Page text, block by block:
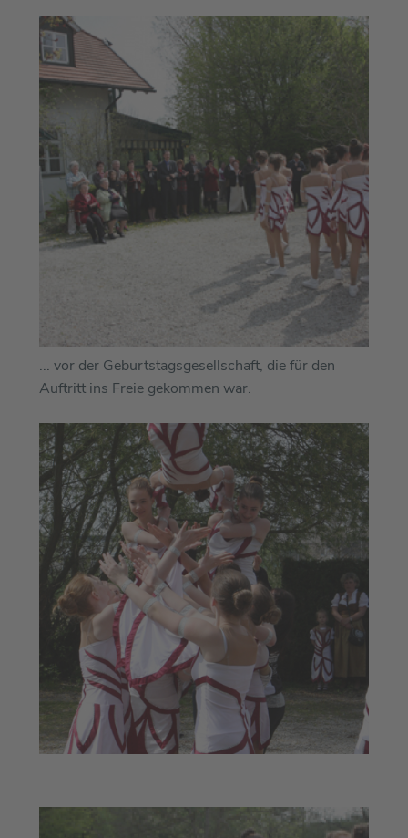
... vor der Geburtstagsgesellschaft, die für den
Auftritt ins Freie gekommen war.